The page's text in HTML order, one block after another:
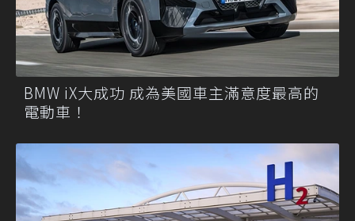
BMW iX大成功 成為美國車主滿意度最高的
電動車！